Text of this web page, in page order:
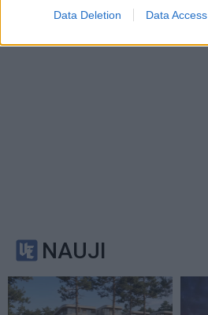
Data Deletion Data Access
NAUJI